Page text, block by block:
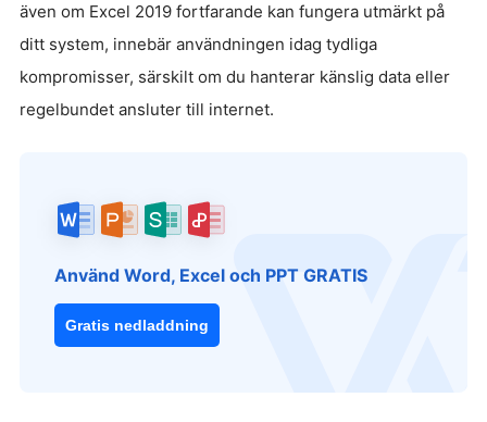
även om Excel 2019 fortfarande kan fungera utmärkt på
ditt system, innebär användningen idag tydliga
kompromisser, särskilt om du hanterar känslig data eller
regelbundet ansluter till internet.
Använd Word, Excel och PPT GRATIS
Gratis nedladdning